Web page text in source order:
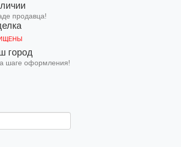
продавца!
город
шаге оформления!